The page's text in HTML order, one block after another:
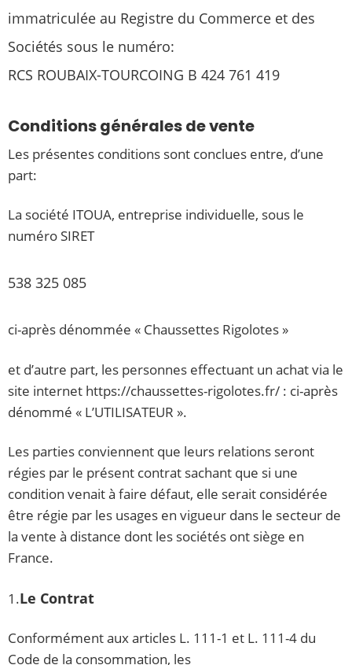
immatriculée au Registre du Commerce et des
Sociétés sous le numéro:
RCS ROUBAIX-TOURCOING B 424 761 419
Conditions générales de vente
Les présentes conditions sont conclues entre, d’une
part:
La société ITOUA, entreprise individuelle, sous le
numéro SIRET
538 325 085
ci-après dénommée « Chaussettes Rigolotes »
et d’autre part, les personnes effectuant un achat via le
site internet https://chaussettes-rigolotes.fr/ : ci-après
dénommé « L’UTILISATEUR ».
Les parties conviennent que leurs relations seront
régies par le présent contrat sachant que si une
condition venait à faire défaut, elle serait considérée
être régie par les usages en vigueur dans le secteur de
la vente à distance dont les sociétés ont siège en
France.
1.Le Contrat
Conformément aux articles L. 111-1 et L. 111-4 du
Code de la consommation, les